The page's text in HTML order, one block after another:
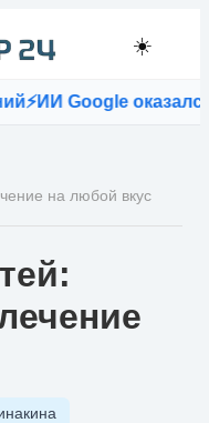
☀️
оказался точнее
на любой вкус